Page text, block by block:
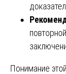
Понимание